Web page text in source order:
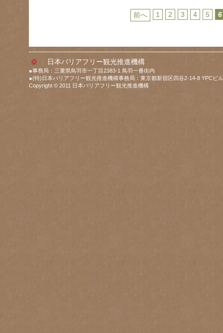
前へ 1 2 3 4 5 6
日本バリアフリー観光推進機構
●事務局：三重県鳥羽市一丁目2383-1 鳥羽一番街内
●(特)日本バリアフリー観光推進機構事務局：東京都新宿区四谷2-14-8 YPCビ
Copyright © 2011 日本バリアフリー観光推進機構